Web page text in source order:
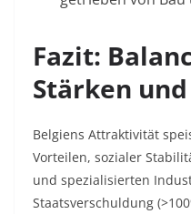
Fazit:
Stärken
Belgiens Attraktivität
Vorteilen, sozialer
und spezialisierten
Staatsverschuldung